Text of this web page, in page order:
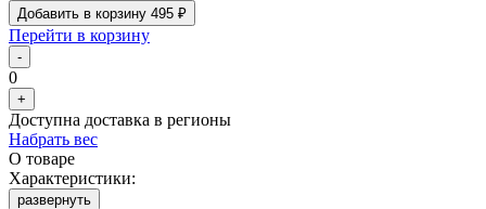
Добавить в корзину 495 ₽
Перейти в корзину
-
0
+
Доступна доставка в регионы
Набрать вес
О товаре
Характеристики:
развернуть